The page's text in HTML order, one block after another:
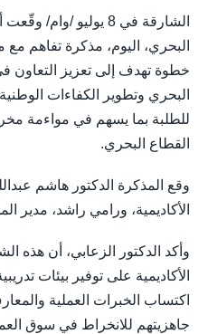
الشارقة في 8 يوليو /
البحري، اليوم، مذكرة تفاهم
خطوة تهدف إلى تعزيز التعاون
البحري وتطوير الكفاءات
للطلبة بما يسهم في مواءمة
القطاع البحري.
وقع المذكرة الدكتور هاشم
الأكاديمية، ورامي راشد، مدير
وأكد الدكتور الزعابي، أن هذه
الأكاديمية على توفير بيئات
اكتساب الخبرات العملية
جاهزيتهم للانخراط في سوق